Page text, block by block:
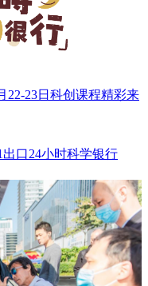
22-23日科创课程精彩来
口24小时科学银行